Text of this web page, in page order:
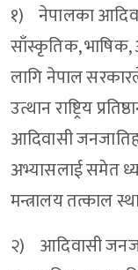
१) नेपालका
साँस्कृतिक,
लागि नेपाल
उत्थान राष्ट्रिय
आदिवासी
अभ्यासलाई समेत
मन्त्रालय तत्काल
२) आदिवासी